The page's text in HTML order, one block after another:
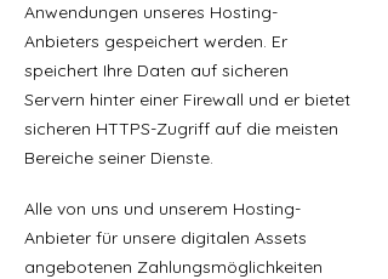
Anwendungen unseres Hosting-
Anbieters gespeichert werden. Er
speichert Ihre Daten auf sicheren
Servern hinter einer Firewall und er bietet
sicheren HTTPS-Zugriff auf die meisten
Bereiche seiner Dienste.
Alle von uns und unserem Hosting-
Anbieter für unsere digitalen Assets
angebotenen Zahlungsmöglichkeiten